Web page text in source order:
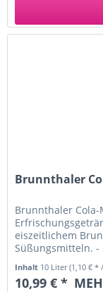
Brunnthaler
Brunnthaler Cola-
eiszeitlichem
Süßungsmitteln.
Inhalt 10 Liter(1,10 € *
10,99 € *